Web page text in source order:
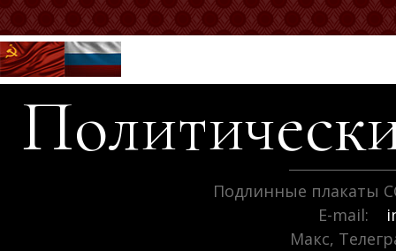
Подлинные плакаты
E-mail:
Макс,